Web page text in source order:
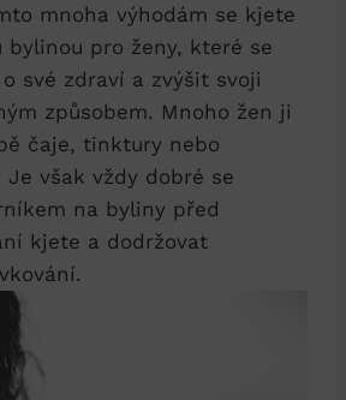
mnoha výhodám se kjete
bylinou pro ženy, které se
své zdraví a zvýšit svoji
způsobem. Mnoho žen ji
čaje, tinktury nebo
však vždy dobré se
na byliny před
kjete a dodržovat